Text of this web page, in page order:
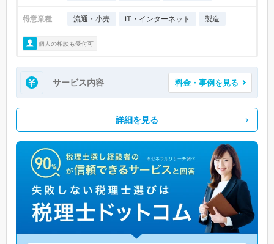
得意業種 流通・小売 IT・インターネット 製造
個人の相談も受付可
サービス内容 料金・事例を見る
詳細を見る